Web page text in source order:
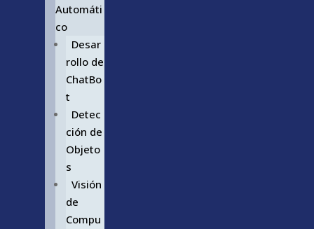
Automáti
co
Desar
rollo de
ChatBo
t
Detec
ción de
Objeto
s
Visión
de
Compu